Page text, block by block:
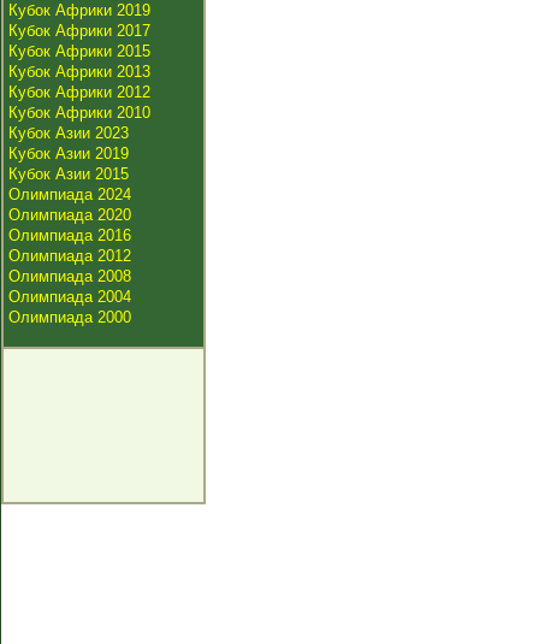
Кубок Африки 2019
Кубок Африки 2017
Кубок Африки 2015
Кубок Африки 2013
Кубок Африки 2012
Кубок Африки 2010
Кубок Азии 2023
Кубок Азии 2019
Кубок Азии 2015
Олимпиада 2024
Олимпиада 2020
Олимпиада 2016
Олимпиада 2012
Олимпиада 2008
Олимпиада 2004
Олимпиада 2000